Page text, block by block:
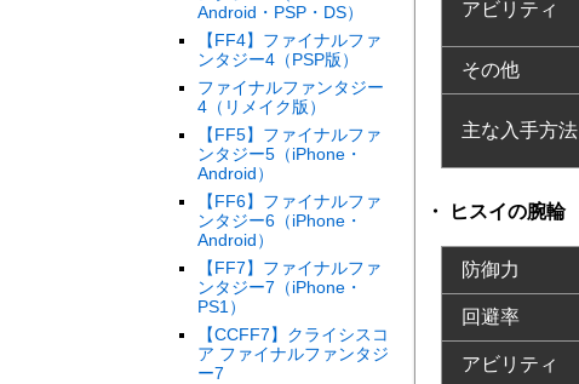
Android・PSP・DS）
【FF4】ファイナルファ
ンタジー4（PSP版）
ファイナルファンタジー
4（リメイク版）
【FF5】ファイナルファ
ンタジー5（iPhone・
Android）
【FF6】ファイナルファ
ンタジー6（iPhone・
Android）
【FF7】ファイナルファ
ンタジー7（iPhone・
PS1）
【CCFF7】クライシスコ
ア ファイナルファンタジ
ー7
アビリティ
その他
主な入手方法
ヒスイの腕輪
防御力
回避率
アビリティ